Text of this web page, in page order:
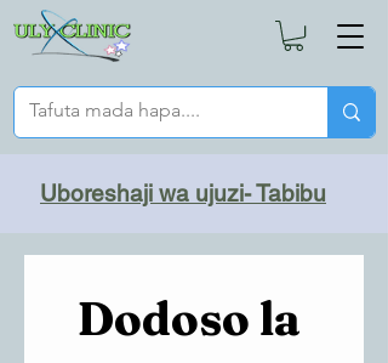
Uboreshaji wa ujuzi- Tabibu
Dodoso la